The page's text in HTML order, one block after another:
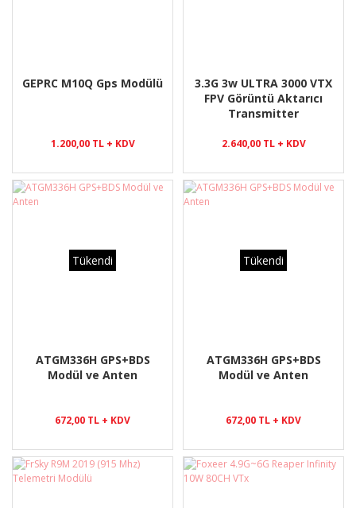
GEPRC M10Q Gps Modülü
1.200,00 TL + KDV
3.3G 3w ULTRA 3000 VTX
FPV Görüntü Aktarıcı
Transmitter
2.640,00 TL + KDV
Tükendi
ATGM336H GPS+BDS
Modül ve Anten
672,00 TL + KDV
Tükendi
ATGM336H GPS+BDS
Modül ve Anten
672,00 TL + KDV